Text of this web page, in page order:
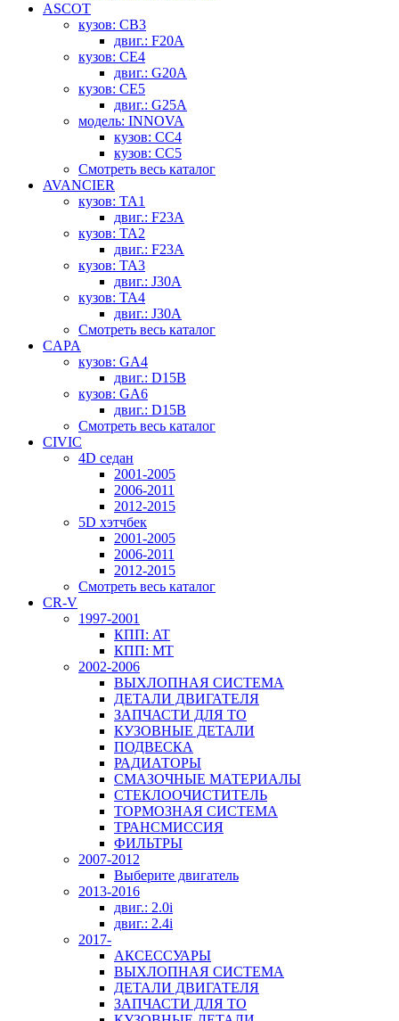
ASCOT
кузов: CB3
двиг.: F20A
кузов: CE4
двиг.: G20A
кузов: CE5
двиг.: G25A
модель: INNOVA
кузов: CC4
кузов: CC5
Смотреть весь каталог
AVANCIER
кузов: TA1
двиг.: F23A
кузов: TA2
двиг.: F23A
кузов: TA3
двиг.: J30A
кузов: TA4
двиг.: J30A
Смотреть весь каталог
CAPA
кузов: GA4
двиг.: D15B
кузов: GA6
двиг.: D15B
Смотреть весь каталог
CIVIC
4D седан
2001-2005
2006-2011
2012-2015
5D хэтчбек
2001-2005
2006-2011
2012-2015
Смотреть весь каталог
CR-V
1997-2001
КПП: AT
КПП: MT
2002-2006
ВЫХЛОПНАЯ СИСТЕМА
ДЕТАЛИ ДВИГАТЕЛЯ
ЗАПЧАСТИ ДЛЯ ТО
КУЗОВНЫЕ ДЕТАЛИ
ПОДВЕСКА
РАДИАТОРЫ
СМАЗОЧНЫЕ МАТЕРИАЛЫ
СТЕКЛООЧИСТИТЕЛЬ
ТОРМОЗНАЯ СИСТЕМА
ТРАНСМИССИЯ
ФИЛЬТРЫ
2007-2012
Выберите двигатель
2013-2016
двиг.: 2.0i
двиг.: 2.4i
2017-
АКСЕССУАРЫ
ВЫХЛОПНАЯ СИСТЕМА
ДЕТАЛИ ДВИГАТЕЛЯ
ЗАПЧАСТИ ДЛЯ ТО